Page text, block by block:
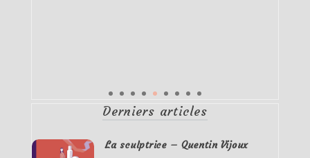
Derniers articles
La sculptrice – Quentin Vijoux